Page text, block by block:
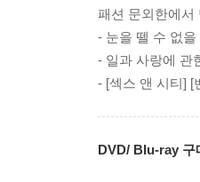
패션 문외한에서
- 눈을 뗄 수 없
- 일과 사랑에 관
- [섹스 앤 시티] [
DVD/ Blu-ray 구